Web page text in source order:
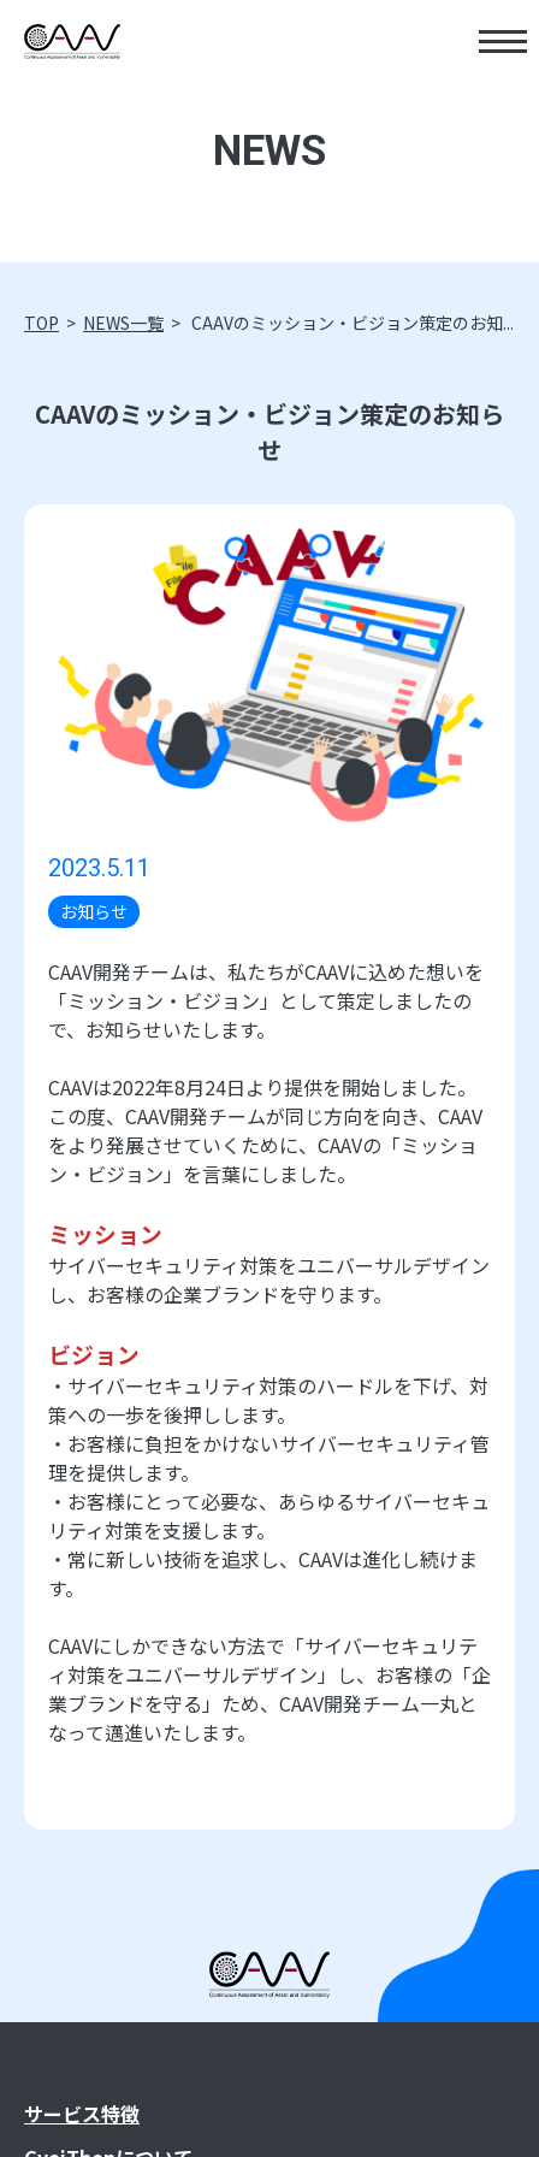
NEWS
TOP > NEWS一覧 > CAAVのミッション・ビジョン策定のお知...
CAAVのミッション・ビジョン策定のお知ら
せ
2023.5.11
お知らせ
CAAV開発チームは、私たちがCAAVに込めた想いを
「ミッション・ビジョン」として策定しましたの
で、お知らせいたします。
CAAVは2022年8月24日より提供を開始しました。
この度、CAAV開発チームが同じ方向を向き、CAAV
をより発展させていくために、CAAVの「ミッショ
ン・ビジョン」を言葉にしました。
ミッション
サイバーセキュリティ対策をユニバーサルデザイン
し、お客様の企業ブランドを守ります。
ビジョン
・サイバーセキュリティ対策のハードルを下げ、対
策への一歩を後押しします。
・お客様に負担をかけないサイバーセキュリティ管
理を提供します。
・お客様にとって必要な、あらゆるサイバーセキュ
リティ対策を支援します。
・常に新しい技術を追求し、CAAVは進化し続けま
す。
CAAVにしかできない方法で「サイバーセキュリテ
ィ対策をユニバーサルデザイン」し、お客様の「企
業ブランドを守る」ため、CAAV開発チーム一丸と
なって邁進いたします。
サービス特徴